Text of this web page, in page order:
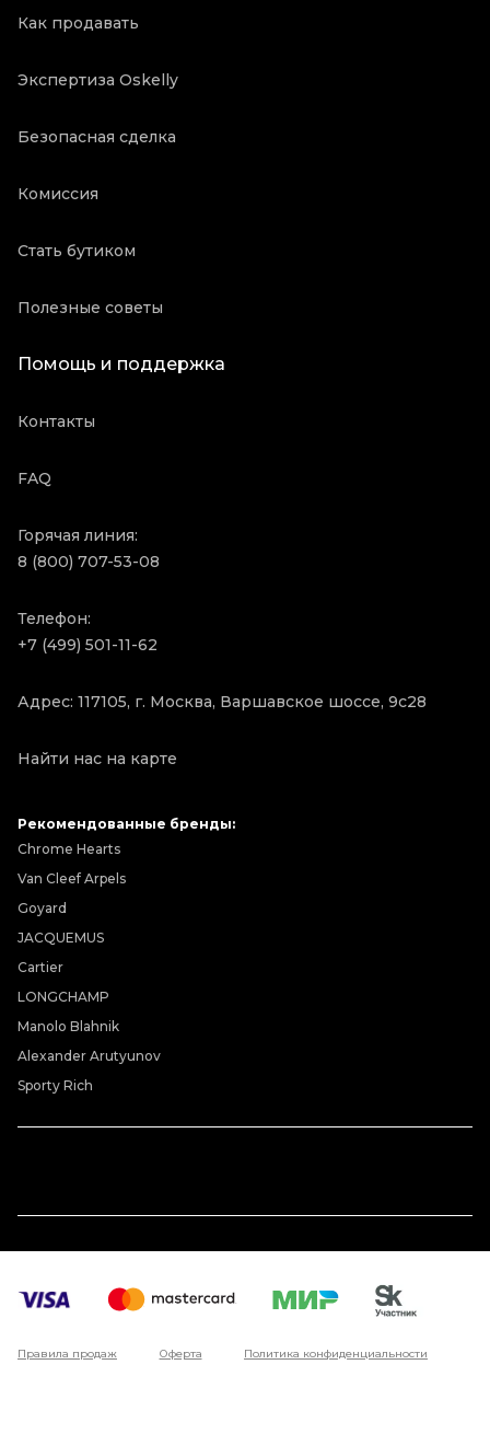
Как продавать
Экспертиза Oskelly
Безопасная сделка
Комиссия
Стать бутиком
Полезные советы
Помощь и поддержка
Контакты
FAQ
Горячая линия:
8 (800) 707-53-08
Телефон:
+7 (499) 501-11-62
Адрес: 117105, г. Москва, Варшавское шоссе, 9с28
Найти нас на карте
Рекомендованные бренды:
Chrome Hearts
Van Cleef Arpels
Goyard
JACQUEMUS
Cartier
LONGCHAMP
Manolo Blahnik
Alexander Arutyunov
Sporty Rich
Правила продаж Оферта Политика конфиденциальности